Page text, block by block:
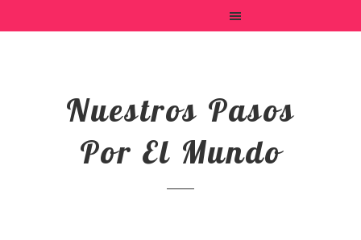
Nuestros Pasos
Por El Mundo